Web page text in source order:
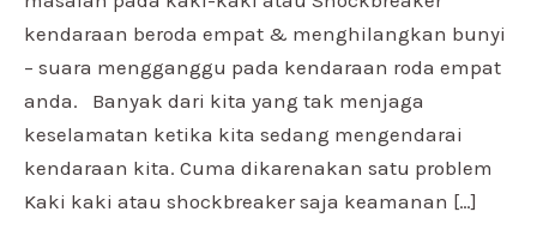
kendaraan beroda empat & menghilangkan bunyi
– suara mengganggu pada kendaraan roda empat
anda. Banyak dari kita yang tak menjaga
keselamatan ketika kita sedang mengendarai
kendaraan kita. Cuma dikarenakan satu problem
Kaki kaki atau shockbreaker saja keamanan […]